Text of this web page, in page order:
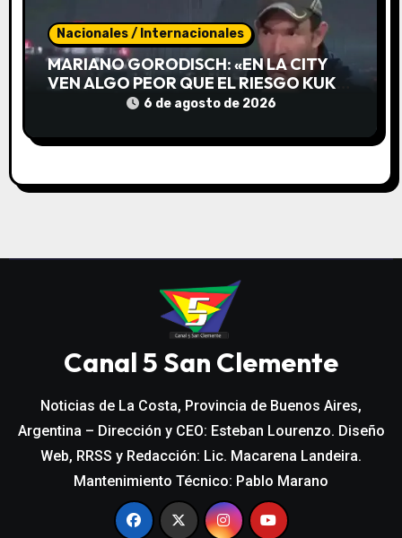
Nacionales / Internacionales
MARIANO GORODISCH: «EN LA CITY
VEN ALGO PEOR QUE EL RIESGO KUKA,
EL RIESGO MIRIAM BREGMAN»
6 de agosto de 2026
Canal 5 San Clemente
Noticias de La Costa, Provincia de Buenos Aires,
Argentina – Dirección y CEO: Esteban Lourenzo. Diseño
Web, RRSS y Redacción: Lic. Macarena Landeira.
Mantenimiento Técnico: Pablo Marano